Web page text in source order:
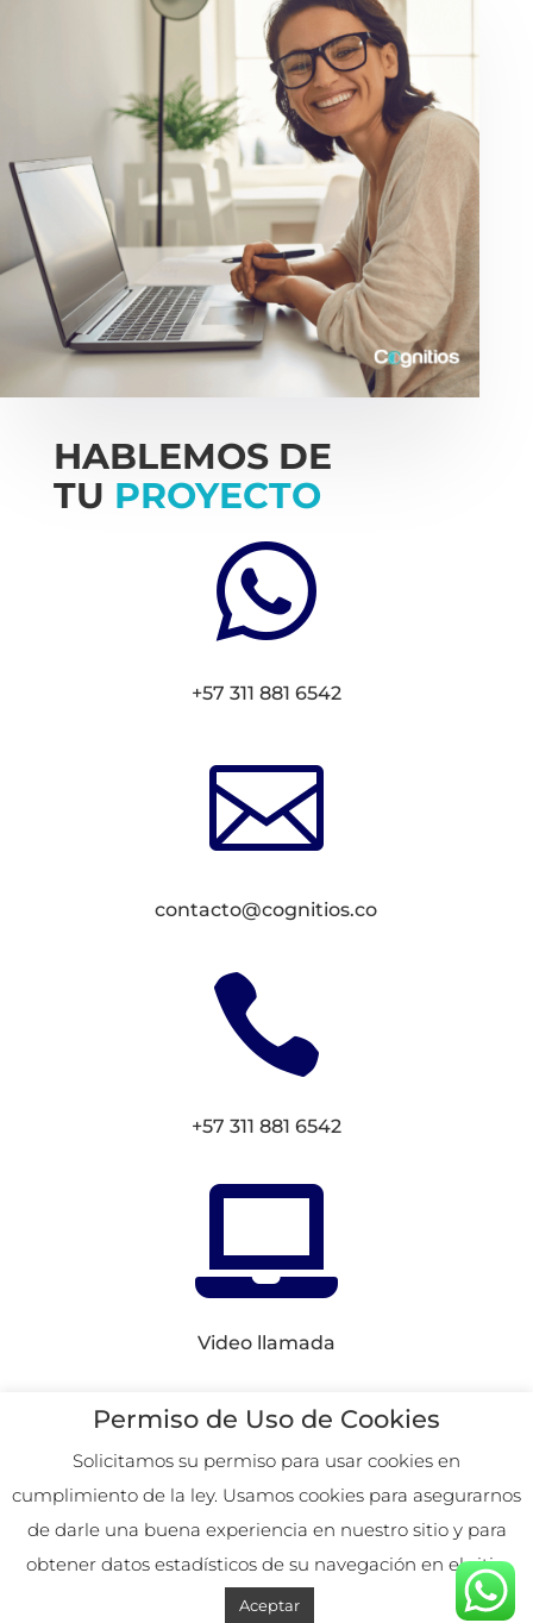
HABLEMOS DE
TU PROYECTO

+57 311 881 6542

contacto@cognitios.co

+57 311 881 6542

Video llamada
Conectemos enRedes
2026. Remoto desde
Colombia.
Permiso de Uso de Cookies
Solicitamos su permiso para usar cookies en
cumplimiento de la ley. Usamos cookies para asegurarnos
de darle una buena experiencia en nuestro sitio y para
obtener datos estadísticos de su navegación en el sitio.
Aceptar